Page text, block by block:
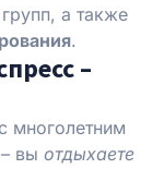
а также
.
–
многолетним
вы отдыхаете